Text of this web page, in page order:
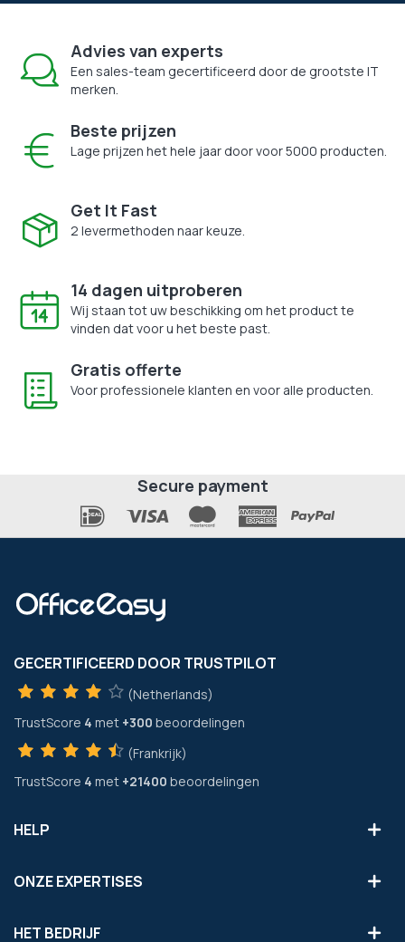
Advies van experts
Een sales-team gecertificeerd door de grootste IT
merken.
Beste prijzen
Lage prijzen het hele jaar door voor 5000 producten.
Get It Fast
2 levermethoden naar keuze.
14 dagen uitproberen
Wij staan tot uw beschikking om het product te
vinden dat voor u het beste past.
Gratis offerte
Voor professionele klanten en voor alle producten.
Secure payment
GECERTIFICEERD DOOR TRUSTPILOT
(Netherlands)
TrustScore 4 met +300 beoordelingen
(Frankrijk)
TrustScore 4 met +21400 beoordelingen
HELP
ONZE EXPERTISES
HET BEDRIJF